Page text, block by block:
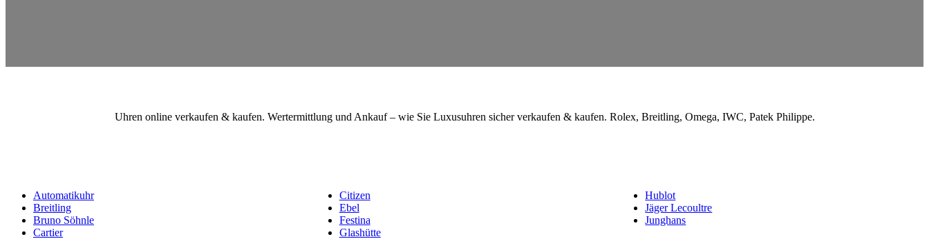
Uhren online verkaufen & kaufen. Wertermittlung und Ankauf – wie Sie Luxusuhren sicher verkaufen & kaufen. Rolex, Breitling, Omega, IWC, Patek Philippe.
Automatikuhr
Breitling
Bruno Söhnle
Cartier
Citizen
Ebel
Festina
Glashütte
Hublot
Jäger Lecoultre
Junghans